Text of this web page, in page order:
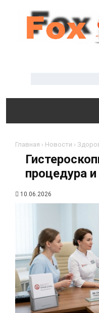
Главная › Новости ›
процедура
10.06.2026